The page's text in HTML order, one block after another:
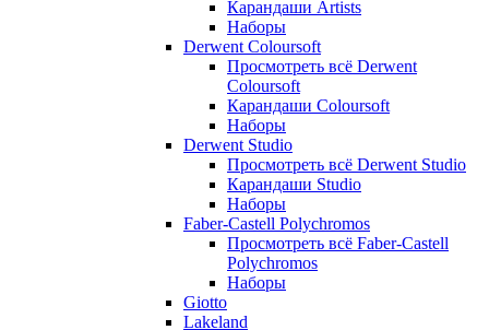
Карандаши Artists
Наборы
Derwent Coloursoft
Просмотреть всё Derwent
Coloursoft
Карандаши Coloursoft
Наборы
Derwent Studio
Просмотреть всё Derwent Studio
Карандаши Studio
Наборы
Faber-Castell Polychromos
Просмотреть всё Faber-Castell
Polychromos
Наборы
Giotto
Lakeland